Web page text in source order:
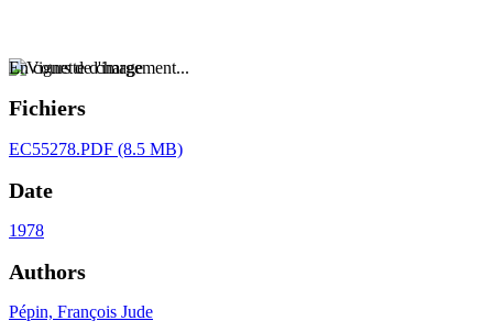
En cours de chargement...
Fichiers
EC55278.PDF (8.5 MB)
Date
1978
Authors
Pépin, François Jude